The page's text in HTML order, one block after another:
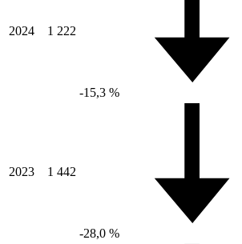
2024 1 222
-15,3 %
2023 1 442
-28,0 %